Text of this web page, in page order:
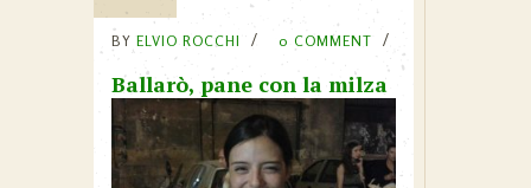
BY ELVIO ROCCHI 0 COMMENT
Ballarò, pane con la milza